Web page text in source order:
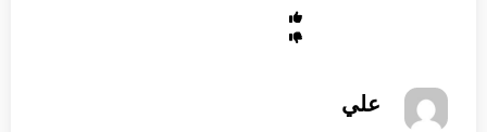
علي